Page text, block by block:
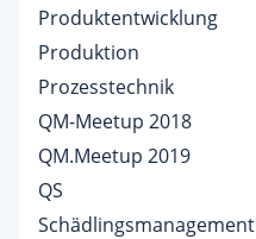
Produktentwicklung
Produktion
Prozesstechnik
QM-Meetup 2018
QM.Meetup 2019
QS
Schädlingsmanagement